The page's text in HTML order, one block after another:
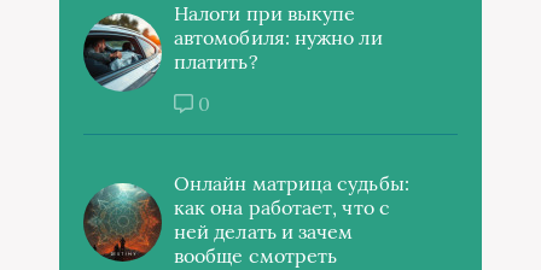
Налоги при выкупе
автомобиля: нужно ли
платить?
0
Онлайн матрица судьбы:
как она работает, что с
ней делать и зачем
вообще смотреть